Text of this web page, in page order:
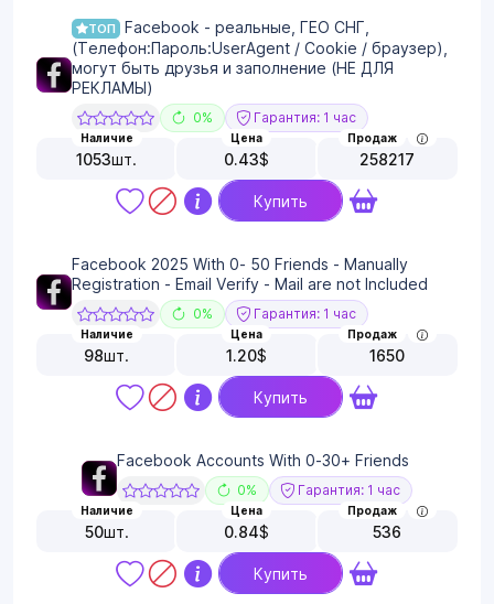
ТОП
Facebook - реальные, ГЕО СНГ,
(Телефон:Пароль:UserAgent / Cookie / браузер),
могут быть друзья и заполнение (НЕ ДЛЯ
РЕКЛАМЫ)
0% Гарантия: 1 час
Наличие
1053шт.
Цена
0.43$
Продаж
258217
Купить
Facebook 2025 With 0- 50 Friends - Manually
Registration - Email Verify - Mail are not Included
0% Гарантия: 1 час
Наличие
98шт.
Цена
1.20$
Продаж
1650
Купить
Facebook Accounts With 0-30+ Friends
0% Гарантия: 1 час
Наличие
50шт.
Цена
0.84$
Продаж
536
Купить